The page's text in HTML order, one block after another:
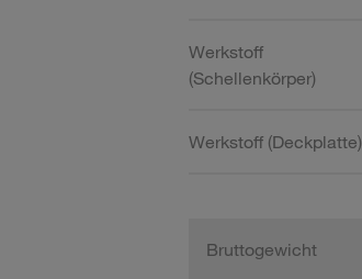
Werkstoff
(Schellenkörper)
Werkstoff (Deckplatte)
Bruttogewicht